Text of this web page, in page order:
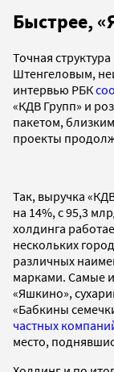
Быстрее,
Точная
Штенгеловым,
интервью РБК
«КДВ Групп» и
пакетом,
проекты
Так, выручка
на 14%, с 95,3
холдинга
нескольких
различных
марками. Самые
«Яшкино»,
«Бабкины
частных
место,